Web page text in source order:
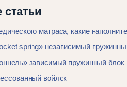
матраса, какие
spring» независимый
зависимый пружинный блок
войлок